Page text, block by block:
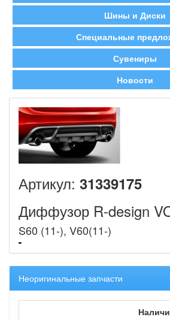
Шины и Диски
Специальные
Сувениры
Новости
Артикул: 31339175
Диффузор R-design
S60 (11-), V60(11-)
Неоригинальные запчасти